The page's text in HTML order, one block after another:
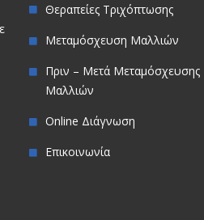
Θεραπείες Τριχόπτωσης
Μεταμόσχευση Μαλλιών
Πριν – Μετά Μεταμόσχευσης
Μαλλιών
Online Διάγνωση
Επικοινωνία